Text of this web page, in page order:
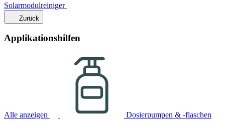
Solarmodulreiniger
Zurück
Applikationshilfen
Alle anzeigen Dosierpumpen & -flaschen